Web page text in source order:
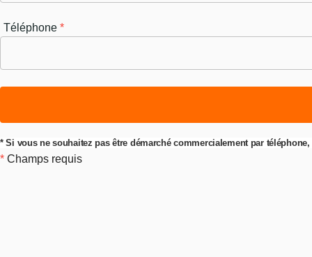
Téléphone *
* Si vous ne souhaitez pas être démarché commercialement par
* Champs requis